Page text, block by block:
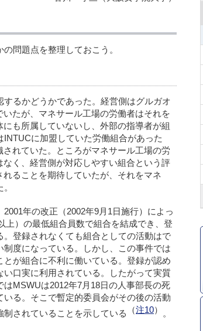
問題点を整理しておこう。
るかどうかであった。経営側はグルガオ
たが、マネサール工場の労働者はそれを
も所属していないし、外部の指導者が組
に加盟していた労働組合があった
れていた。ところがマネサール工場の労
く、経営側が対応しやすい組合という評
ることを期待していたが、それをマネ
年の改正（2002年9月1日施行）によっ
上）の最低組合員数で組合を結成でき、登
登録されなくても組合としての活動はで
度になっている。しかし、この事件では
が組合に不利に働いている。登録が認め
口実に利用されている。したがって実質
MSWUは2012年7月18日の人事部長の死
る。そこで暫定的委員会がその後の活動
されていることを示している
（注10） 。